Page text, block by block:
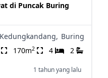
di Puncak Buring
Kedungkandang, Buring
170m2 4 2
1 tahun yang lalu